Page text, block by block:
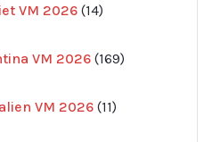
VM 2026 14
produkter
VM 2026 169
produkter
VM 2026 11
produkter